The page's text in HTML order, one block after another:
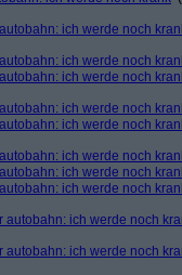
ich werde noch
ich werde noch
ich werde noch
ich werde noch
ich werde noch
ich werde noch
ich werde noch
ich werde noch
autobahn: ich werde noch
autobahn: ich werde noch